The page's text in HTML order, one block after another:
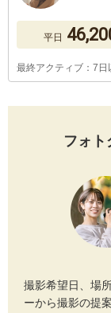
平日
最終アクティブ：7日
フォト
撮影希望日、場
ーから撮影の提